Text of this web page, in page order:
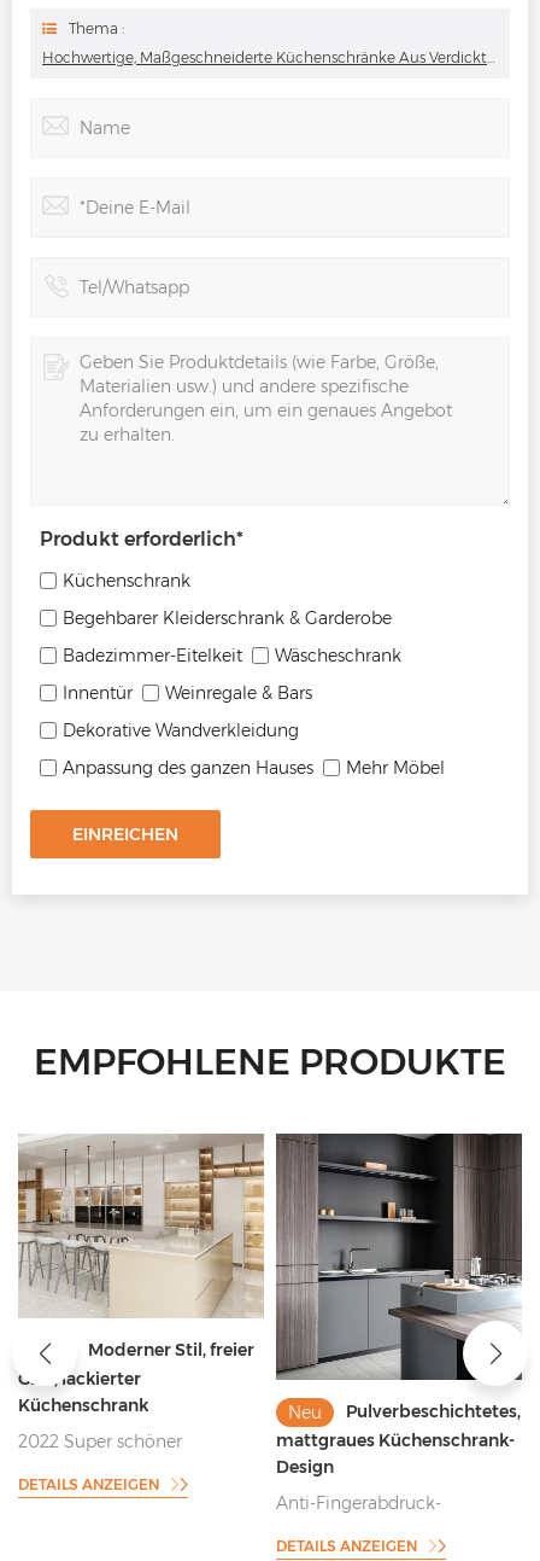
Thema :
Hochwertige, Maßgeschneiderte Küchenschränke Aus Verdicktem Glas Mit Beleuchtungsdesign
Produkt erforderlich*
Küchenschrank
Begehbarer Kleiderschrank & Garderobe
Badezimmer-Eitelkeit
Wäscheschrank
Innentür
Weinregale & Bars
Dekorative Wandverkleidung
Anpassung des ganzen Hauses
Mehr Möbel
EINREICHEN
EMPFOHLENE PRODUKTE
Neu
Moderner Stil, freier
Griff, lackierter
Küchenschrank
2022 Super schöner
Griff
DETAILS ANZEIGEN
Neu
Pulverbeschichtetes,
mattgraues Küchenschrank-
Design
Anti-Fingerabdruck-
grauen Küchenschrank-Stil
DETAILS ANZEIGEN